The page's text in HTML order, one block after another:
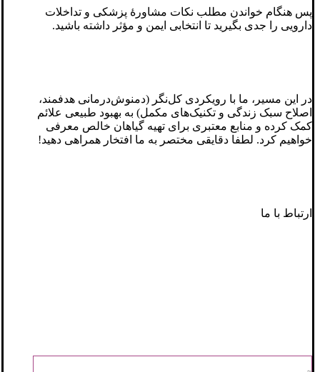
پس هنگام خواندن مطلب نکات مشاورهٔ پزشکی و تداخلات
دارویی را جدی بگیرید تا انتخابی ایمن و مؤثر داشته باشید.
در این مسیر، ما با رویکردی کل‌نگر (دمنوش‌درمانی هدفمند،
اصلاح سبک زندگی و تکنیک‌های مکمل) به بهبود طبیعی علائم
کمک کرده‌ و منابع معتبری برای تهیه گیاهان خالص معرفی
خواهیم کرد. لطفا دقایقی مختصر به ما افتخار همراهی دهید!
ارتباط با ما